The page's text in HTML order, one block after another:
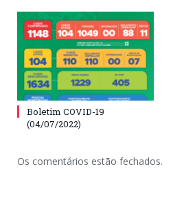
Boletim COVID-19
(04/07/2022)
Os comentários estão fechados.